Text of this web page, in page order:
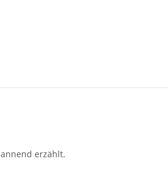
erzählt.